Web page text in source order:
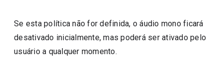
Se esta política não for definida, o áudio mono ficará
desativado inicialmente, mas poderá ser ativado pelo
usuário a qualquer momento.